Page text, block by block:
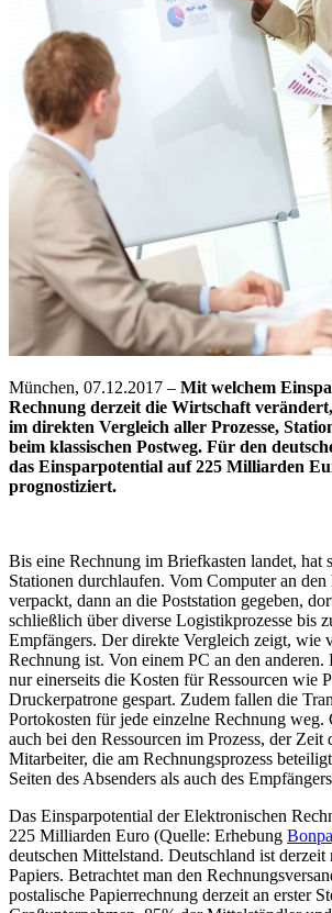
München, 07.12.2017 – Mit welchem
Rechnung derzeit die Wirtschaft
im direkten Vergleich aller Prozesse,
beim klassischen Postweg. Für den
das Einsparpotential auf 225 Milliarden
prognostiziert.
Bis eine Rechnung im Briefkasten landet, hat
Stationen durchlaufen. Vom Computer an
verpackt, dann an die Poststation gegeben,
schließlich über diverse Logistikprozesse bis
Empfängers. Der direkte Vergleich zeigt, wie
Rechnung ist. Von einem PC an den
nur einerseits die Kosten für Ressourcen wie
Druckerpatrone gespart. Zudem fallen die
Portokosten für jede einzelne Rechnung weg.
auch bei den Ressourcen im Prozess, der Zeit
Mitarbeiter, die am Rechnungsprozess
Seiten des Absenders als auch des
Das Einsparpotential der Elektronischen
225 Milliarden Euro (Quelle: Erhebung
deutschen Mittelstand. Deutschland ist derzeit
Papiers. Betrachtet man den
postalische Papierrechnung derzeit an erster